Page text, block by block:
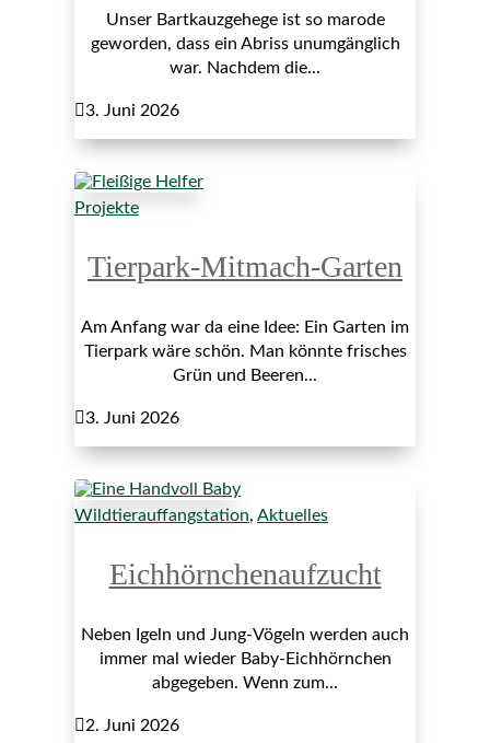
Unser Bartkauzgehege ist so marode
geworden, dass ein Abriss unumgänglich
war. Nachdem die...
3. Juni 2026
Projekte
Tierpark-Mitmach-Garten
Am Anfang war da eine Idee: Ein Garten im
Tierpark wäre schön. Man könnte frisches
Grün und Beeren...
3. Juni 2026
Wildtierauffangstation, Aktuelles
Eichhörnchenaufzucht
Neben Igeln und Jung-Vögeln werden auch
immer mal wieder Baby-Eichhörnchen
abgegeben. Wenn zum...
2. Juni 2026